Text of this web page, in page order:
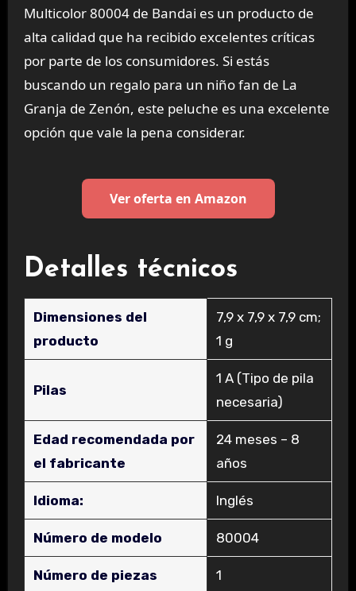
Multicolor 80004 de Bandai es un producto de
alta calidad que ha recibido excelentes críticas
por parte de los consumidores. Si estás
buscando un regalo para un niño fan de La
Granja de Zenón, este peluche es una excelente
opción que vale la pena considerar.
Ver oferta en Amazon
Detalles técnicos
Dimensiones del
producto
‎7,9 x 7,9 x 7,9 cm;
1 g
Pilas
‎1 A (Tipo de pila
necesaria)
Edad recomendada por
el fabricante
‎24 meses – 8
años
Idioma: ‎Inglés
Número de modelo ‎80004
Número de piezas ‎1